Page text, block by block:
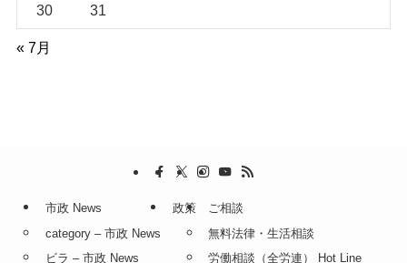
30 31
« 7月
市政 News
category – 市政 News
ビラ – 市政 News
政策
ご相談
無料法律・生活相談
労働相談（全労連） Hot Line